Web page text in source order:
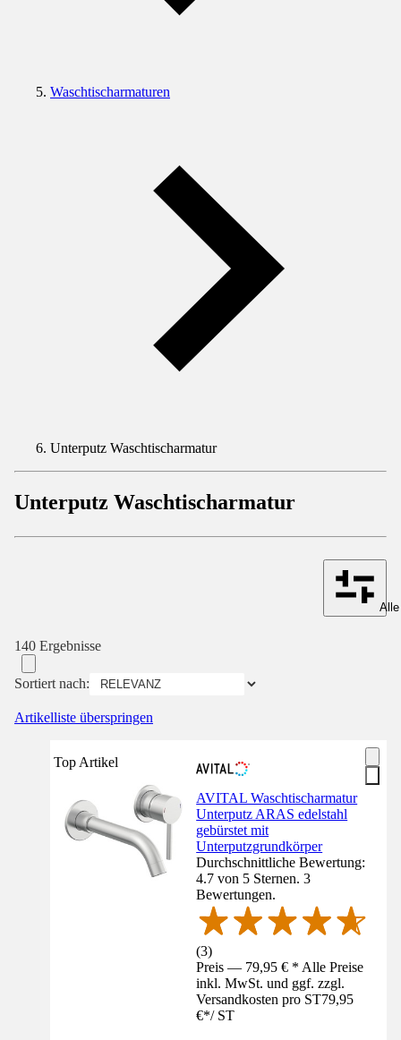
Waschtischarmaturen
Unterputz Waschtischarmatur
Unterputz Waschtischarmatur
140 Ergebnisse
Sortiert nach:
Artikelliste überspringen
Top Artikel
AVITAL Waschtischarmatur
Unterputz ARAS edelstahl
gebürstet mit
Unterputzgrundkörper
Durchschnittliche Bewertung:
4.7 von 5 Sternen. 3
Bewertungen.
(3)
Preis — 79,95 € * Alle Preise
inkl. MwSt. und ggf. zzgl.
Versandkosten pro ST79,95
€*/ ST